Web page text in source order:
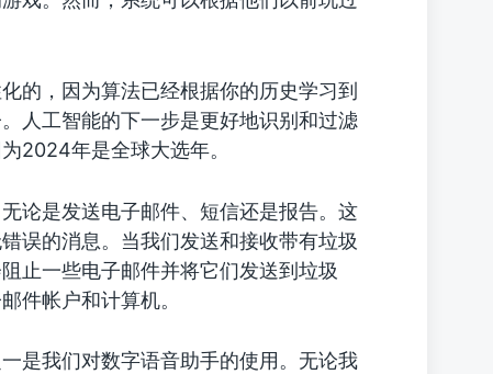
的，因为算法已经根据你的历史学习到
人工智能的下一步是更好地识别和过滤
2024年是全球大选年。
论是发送电子邮件、短信还是报告。这
误的消息。当我们发送和接收带有垃圾
止一些电子邮件并将它们发送到垃圾
件帐户和计算机。
是我们对数字语音助手的使用。无论我